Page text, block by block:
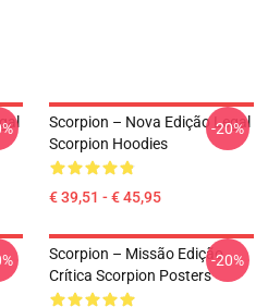
Scorpion – Nova Edição Legal
Scorpion Hoodies
€ 39,51 - € 45,95
-20%
Scorpion – Missão Edição
Crítica Scorpion Posters
-20%